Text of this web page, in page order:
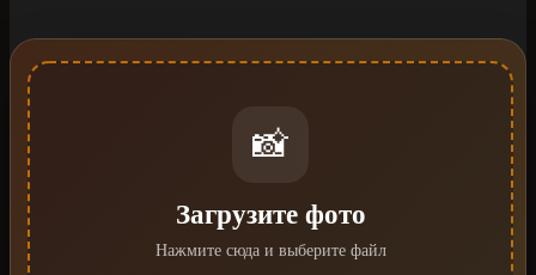
📸
Загрузите фото
Нажмите сюда и выберите файл